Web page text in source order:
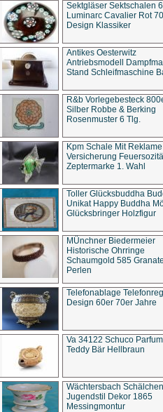
Sektgläser Sektschalen
Luminarc Cavalier Rot
Design Klassiker
Antikes Oesterwitz
Antriebsmodell
Stand Schleifmaschine
R&b Vorlegebesteck
Silber Robbe & Berking
Rosenmuster 6 Tlg.
Kpm Schale Mit Reklame
Versicherung
Zeptermarke 1. Wahl
Toller Glücksbuddha
Unikat Happy Buddha
Glücksbringer Holzfigur
MÜnchner Biedermeier
Historische Ohrringe
Schaumgold 585
Perlen
Telefonablage
Design 60er 70er Jahre
Va 34122 Schuco
Teddy Bär Hellbraun
Wächtersbach Schälchen
Jugendstil Dekor 1865
Messingmontur